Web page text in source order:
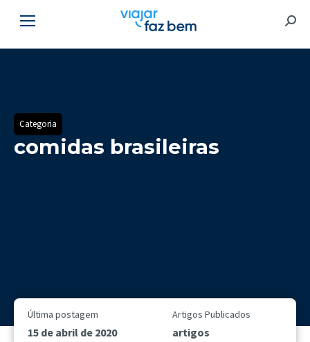
Categoria
comidas brasileiras
Última postagem
15 de abril de 2020
Artigos Publicados
artigos